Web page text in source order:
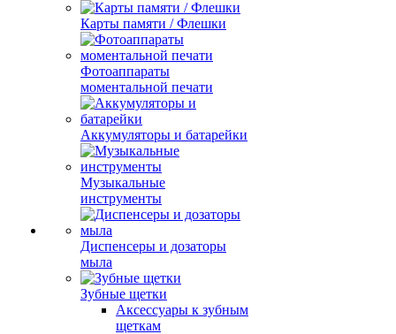
Карты памяти / Флешки
Фотоаппараты
моментальной печати
Аккумуляторы и батарейки
Музыкальные
инструменты
Диспенсеры и дозаторы
мыла
Зубные щетки
Аксессуары к зубным
щеткам